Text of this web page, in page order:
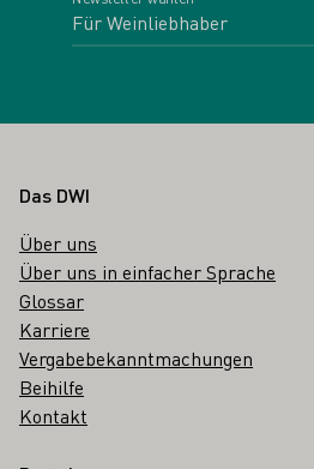
Fußbereich
Das DWI
Über uns
Über uns in einfacher Sprache
Glossar
Karriere
Vergabebekanntmachungen
Beihilfe
Kontakt